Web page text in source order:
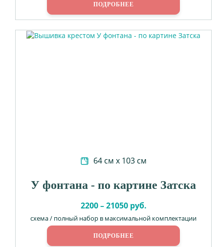
ПОДРОБНЕЕ
64 см х 103 см
У фонтана - по картине Затска
2200 – 21050 руб.
схема / полный набор в максимальной комплектации
ПОДРОБНЕЕ